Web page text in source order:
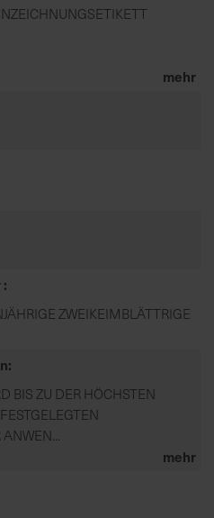
mehr
ZWEIKEIMBLÄTTRIGE
BIS ZU DER HÖCHSTEN
mehr